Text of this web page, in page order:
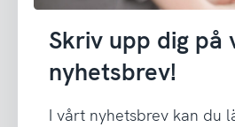
Skriv upp dig på
nyhetsbrev!
I vårt nyhetsbrev kan du